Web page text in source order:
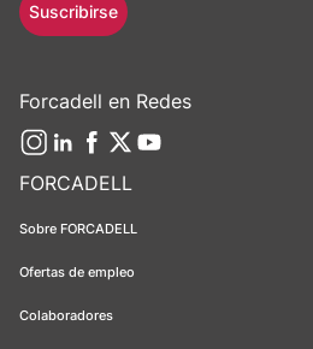
FORCADELL
Sobre FORCADELL
Ofertas de empleo
Colaboradores
Suscribirse
Forcadell en Redes